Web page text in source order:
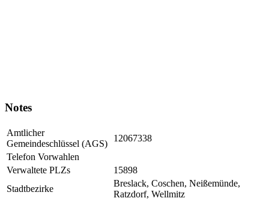
Notes
Amtlicher
Gemeindeschlüssel (AGS)
12067338
Telefon Vorwahlen
Verwaltete PLZs
15898
Stadtbezirke
Breslack, Coschen, Neißemünde,
Ratzdorf, Wellmitz